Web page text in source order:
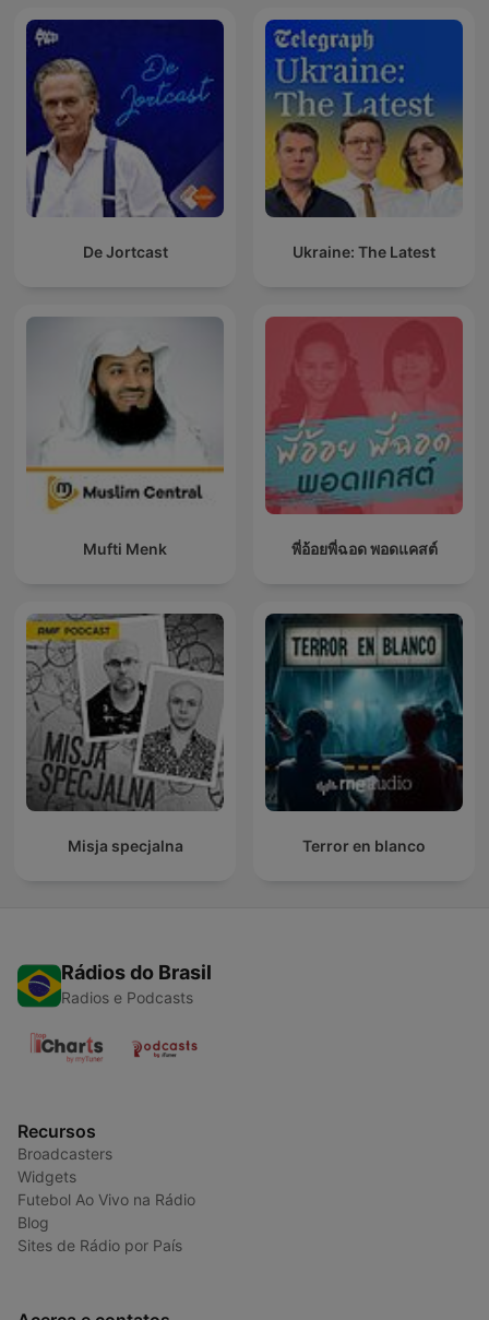
De Jortcast Ukraine: The Latest
Mufti Menk พี่อ้อยพี่ฉอด พอดแคสต์
Misja specjalna Terror en blanco
Rádios do Brasil
Radios e Podcasts
Recursos
Broadcasters
Widgets
Futebol Ao Vivo na Rádio
Blog
Sites de Rádio por País